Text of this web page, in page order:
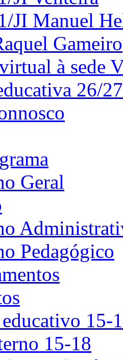
JI Manuel
Gameiro
26/27
Geral
Pedagógico
15-
15-18